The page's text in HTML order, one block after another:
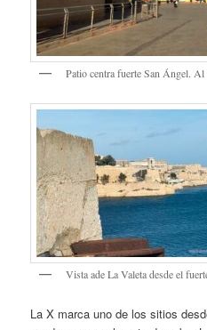
Patio centra fuerte San Ángel.
Vista ade La Valeta desde el
La X marca uno de los sitios